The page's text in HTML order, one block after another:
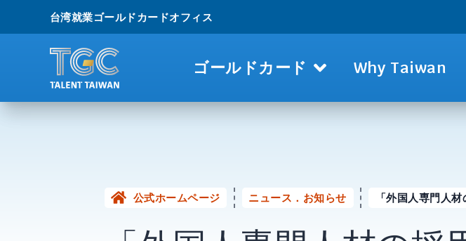
台湾就業ゴールドカードオフィス
ゴールドカード Why Taiwan
公式ホームページ ニュース．お知らせ 「外国人専門人